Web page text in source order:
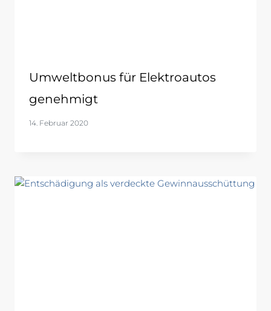
Umweltbonus für Elektroautos
genehmigt
14. Februar 2020